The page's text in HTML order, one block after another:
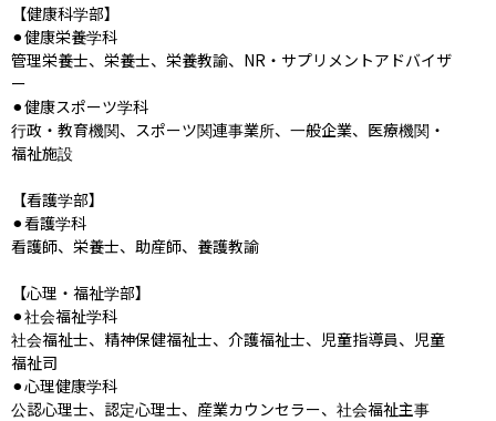
【健康科学部】
⚫︎健康栄養学科
管理栄養士、栄養士、栄養教諭、NR・サプリメントアドバイザ
ー
⚫︎健康スポーツ学科
行政・教育機関、スポーツ関連事業所、一般企業、医療機関・
福祉施設
【看護学部】
⚫︎看護学科
看護師、栄養士、助産師、養護教諭
【心理・福祉学部】
⚫︎社会福祉学科
社会福祉士、精神保健福祉士、介護福祉士、児童指導員、児童
福祉司
⚫︎心理健康学科
公認心理士、認定心理士、産業カウンセラー、社会福祉主事